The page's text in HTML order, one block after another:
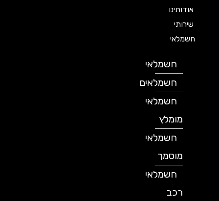
אודותינו
שירותי
חשמלאי
חשמלאי
חשמלאים
חשמלאי
מומלץ
חשמלאי
מוסמך
חשמלאי